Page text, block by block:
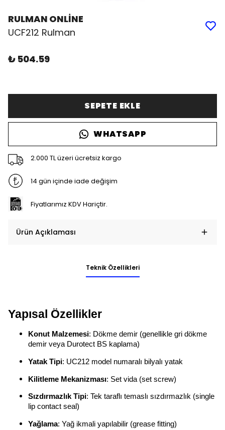
RULMAN ONLİNE
UCF212 Rulman
₺ 504.59
SEPETE EKLE
WHATSAPP
2.000 TL üzeri ücretsiz kargo
14 gün içinde iade değişim
Fiyatlarımız KDV Hariçtir.
Ürün Açıklaması
Teknik Özellikleri
Yapısal Özellikler
Konut Malzemesi: Dökme demir (genellikle gri dökme
demir veya Durotect BS kaplama)
Yatak Tipi: UC212 model numaralı bilyalı yatak
Kilitleme Mekanizması: Set vida (set screw)
Sızdırmazlık Tipi: Tek taraflı temaslı sızdırmazlık (single
lip contact seal)
Yağlama: Yağ ikmali yapılabilir (grease fitting)